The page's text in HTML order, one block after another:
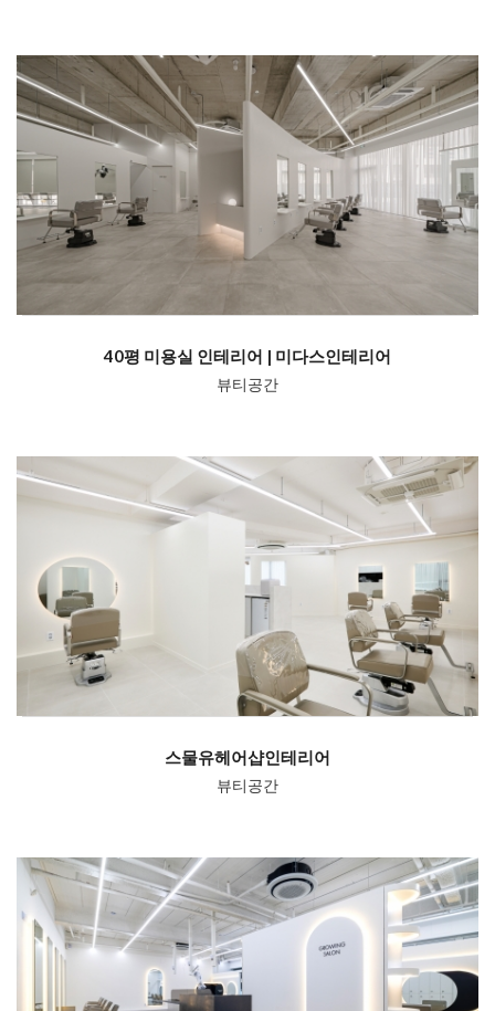
40평 미용실 인테리어 | 미다스인테리어
뷰티공간
스물유헤어샵인테리어
뷰티공간